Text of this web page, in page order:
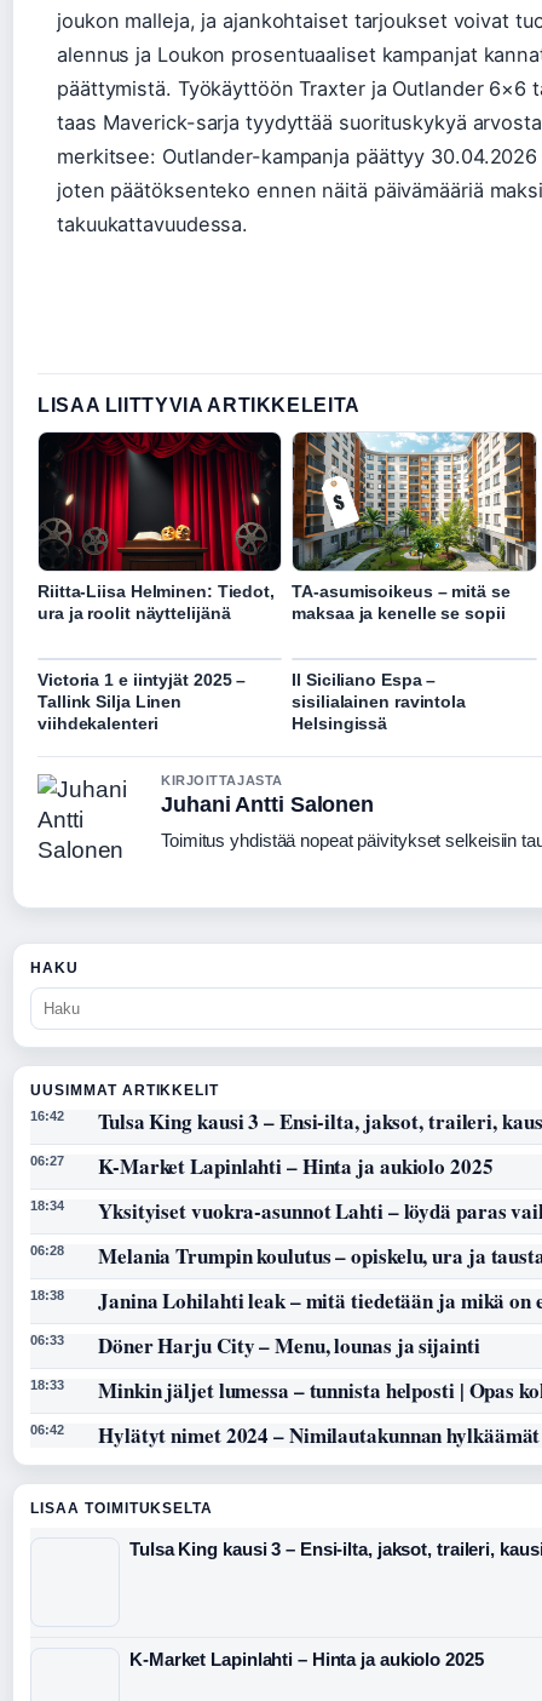
joukon malleja, ja ajankohtaiset tarjoukset voivat
alennus ja Loukon prosentuaaliset kampanjat
päättymistä. Työkäyttöön Traxter ja Outlander 6×6
taas Maverick-sarja tyydyttää suorituskykyä
merkitsee: Outlander-kampanja päättyy
joten päätöksenteko ennen näitä päivämääriä
takuukattavuudessa.
LISAA LIITTYVIA ARTIKKELEITA
Riitta-Liisa Helminen: Tiedot,
ura ja roolit näyttelijänä
TA-asumisoikeus – mitä se
maksaa ja kenelle se sopii
Victoria 1 e iintyjät 2025 –
Tallink Silja Linen
viihdekalenteri
Il Siciliano Espa –
sisilialainen ravintola
Helsingissä
KIRJOITTAJASTA
Juhani Antti Salonen
Toimitus yhdistää nopeat päivitykset selkeisiin
HAKU
UUSIMMAT ARTIKKELIT
16:42 Tulsa King kausi 3 – Ensi-ilta, jaksot, traileri,
06:27 K-Market Lapinlahti – Hinta ja aukiolo 2025
18:34 Yksityiset vuokra-asunnot Lahti – löydä paras
06:28 Melania Trumpin koulutus – opiskelu, ura ja
18:38 Janina Lohilahti leak – mitä tiedetään ja mikä on
06:33 Döner Harju City – Menu, lounas ja sijainti
18:33 Minkin jäljet lumessa – tunnista helposti | Opas
06:42 Hylätyt nimet 2024 – Nimilautakunnan
LISAA TOIMITUKSELTA
Tulsa King kausi 3 – Ensi-ilta, jaksot, traileri,
K-Market Lapinlahti – Hinta ja aukiolo 2025